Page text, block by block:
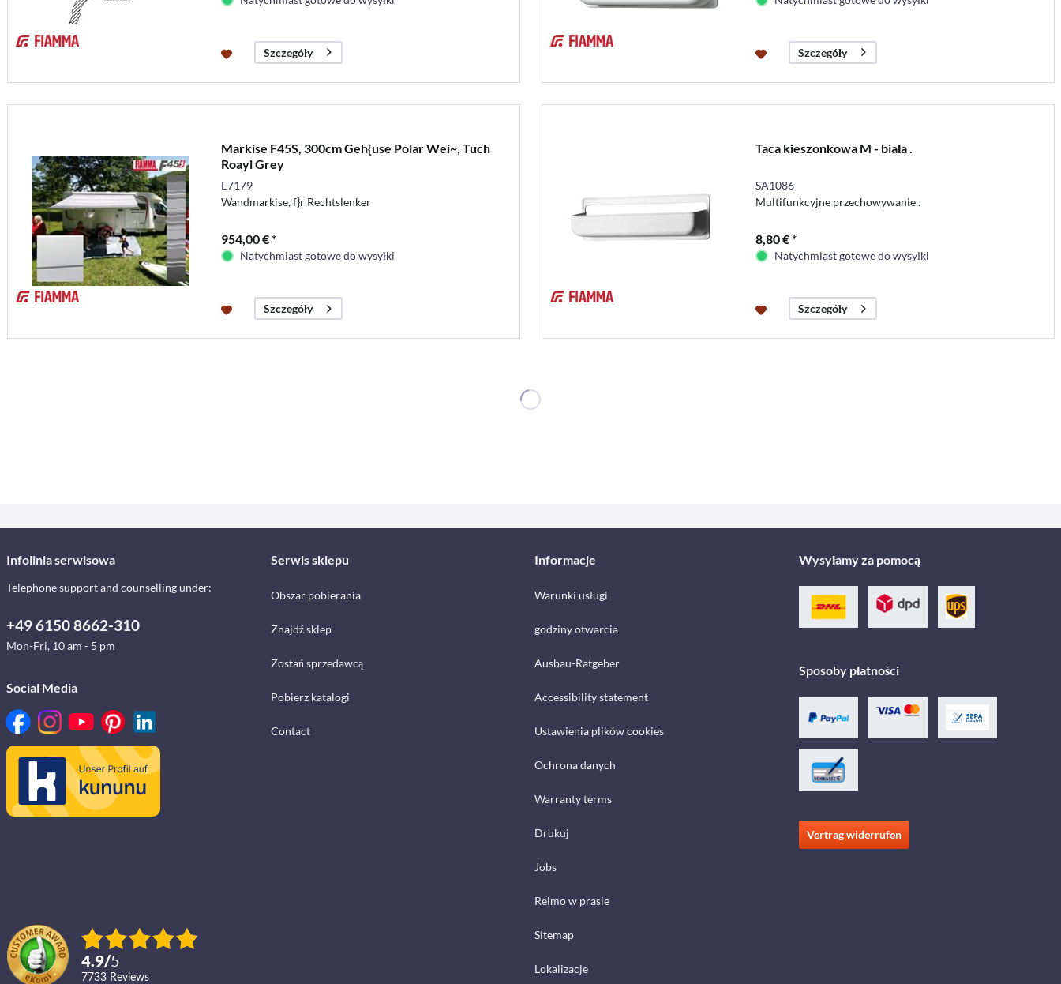
Szczegóły Szczegóły
Markise F45S, 300cm Geh{use Polar Wei~, Tuch
Roayl Grey
E7179
Wandmarkise, f}r Rechtslenker
954,00 € *
Natychmiast gotowe do wysyłki
Szczegóły
Taca kieszonkowa M - biała .
SA1086
Multifunkcyjne przechowywanie .
8,80 € *
Natychmiast gotowe do wysyłki
Szczegóły
Infolinia serwisowa
Telephone support and counselling under:
+49 6150 8662-310
Mon-Fri, 10 am - 5 pm
Social Media
4.9/5
7733 reviews
Serwis sklepu
Obszar pobierania
Znajdź sklep
Zostań sprzedawcą
Pobierz katalogi
Contact
Informacje
Warunki usługi
godziny otwarcia
Ausbau-Ratgeber
Accessibility statement
Ustawienia plików cookies
Ochrona danych
Warranty terms
Drukuj
Jobs
Reimo w prasie
Sitemap
Lokalizacje
Wysyłamy za pomocą
Sposoby płatności
Vertrag widerrufen